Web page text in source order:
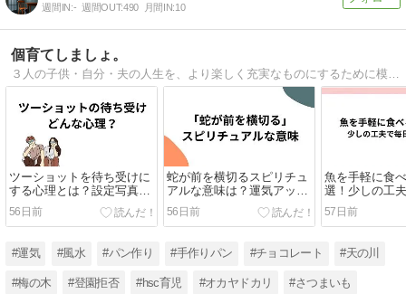
週間IN:- 週間OUT:490 月間IN:10
個育てしましょ。
ツーショットを待ち受けに
する心理とは？設定写真で
分かる恋人の本音
56日前
蛇が前を横切るスピリチュ
アルな意味は？運気アップ
となる行動の秘訣
56日前
魚を手軽に食
選！少しの工
しくいただく
57日前
#運気 #風水 #パン作り #手作りパン #チョコレート #天の川
#梅の木 #登園拒否 #hsc育児 #オカヤドカリ #さつまいも